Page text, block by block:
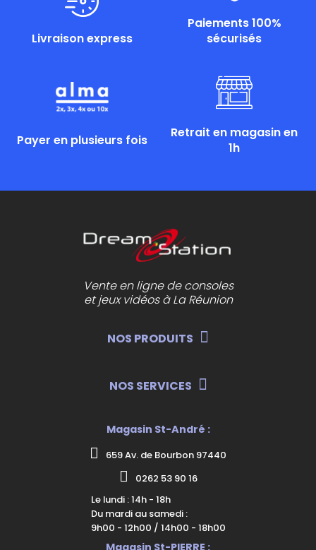
Livraison express
Paiements 100%
sécurisés
Payer en plusieurs fois
Retrait en magasin en
1h
Vente en ligne de consoles
et jeux vidéos à La Réunion
NOS PRODUITS
NOS SERVICES
Magasin St-André :
659 Av. de Bourbon 97440
0262 53 90 16
Le lundi : 14h - 18h
Du mardi au samedi :
9h00 - 12h00 / 14h00 - 18h00